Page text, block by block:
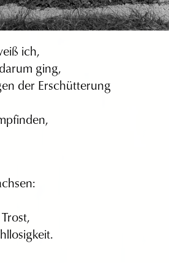
ich,
ging,
der Erschütterung